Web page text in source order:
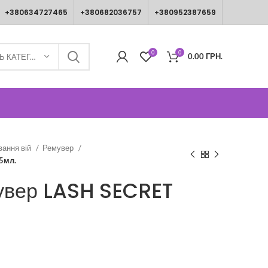
+380634727465 +380682036757 +380952387659
ВИБЕРІТЬ КАТЕГОРІЮ 0 0 0.00ГРН.
вій
Ремувер
LASH SECRET